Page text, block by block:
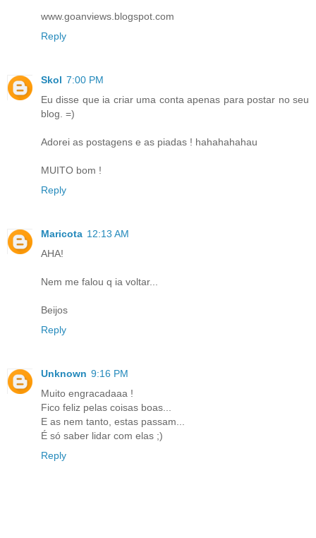
www.goanviews.blogspot.com
Reply
Skol 7:00 PM
Eu disse que ia criar uma conta apenas para postar no seu
blog. =)
Adorei as postagens e as piadas ! hahahahahau
MUITO bom !
Reply
Maricota 12:13 AM
AHA!
Nem me falou q ia voltar...
Beijos
Reply
Unknown 9:16 PM
Muito engracadaaa !
Fico feliz pelas coisas boas...
E as nem tanto, estas passam...
É só saber lidar com elas ;)
Reply